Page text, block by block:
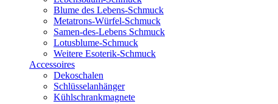
Blume des Lebens-Schmuck
Metatrons-Würfel-Schmuck
Samen-des-Lebens Schmuck
Lotusblume-Schmuck
Weitere Esoterik-Schmuck
Accessoires
Dekoschalen
Schlüsselanhänger
Kühlschrankmagnete